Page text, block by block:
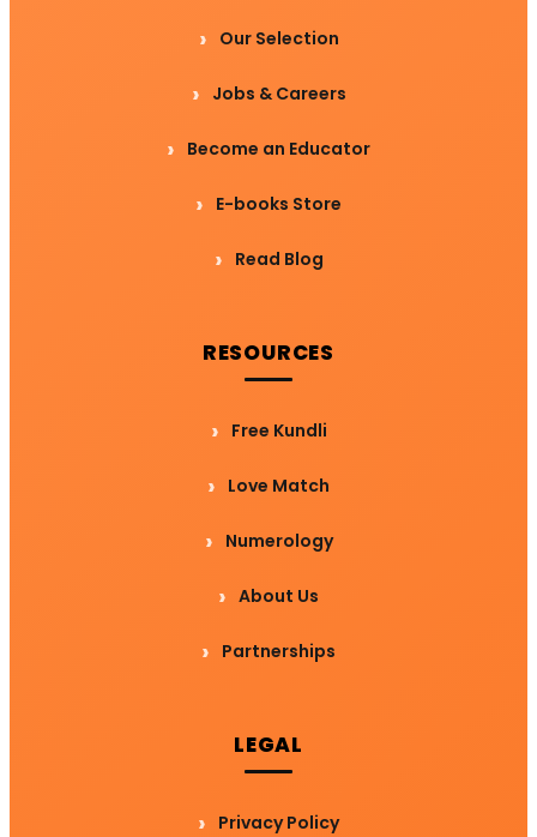
Our Selection
Jobs & Careers
Become an Educator
E-books Store
Read Blog
RESOURCES
Free Kundli
Love Match
Numerology
About Us
Partnerships
LEGAL
Privacy Policy